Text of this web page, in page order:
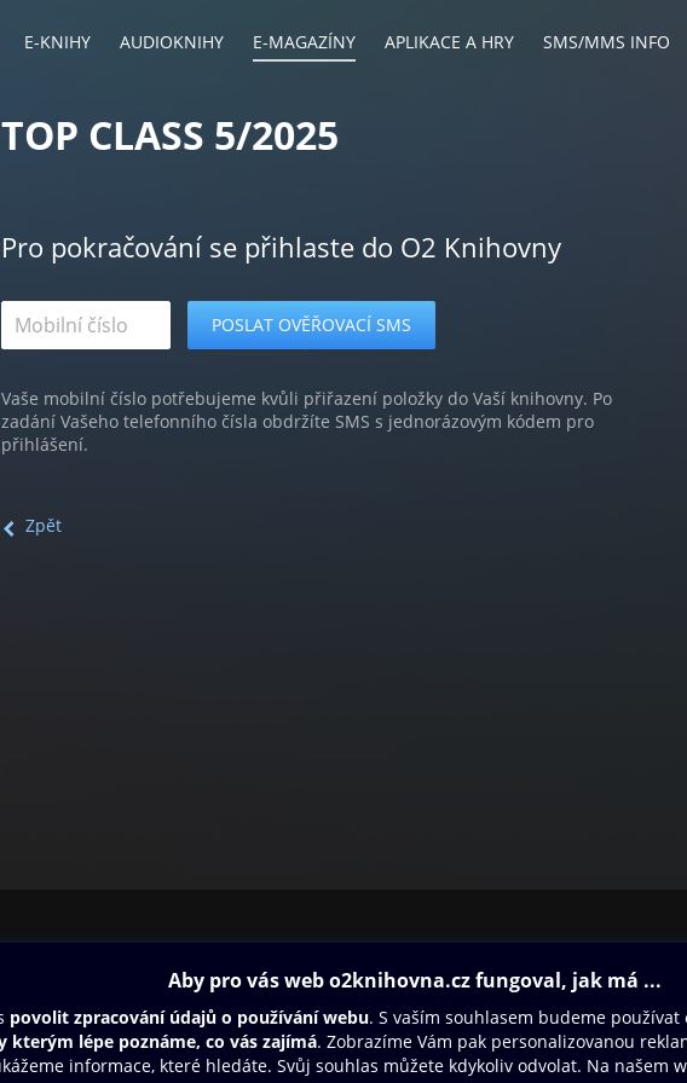
E-KNIHY AUDIOKNIHY E-MAGAZÍNY APLIKACE A HRY SMS/MMS INFO
TOP CLASS 5/2025
Pro pokračování se přihlaste do O2 Knihovny
Vaše mobilní číslo potřebujeme kvůli přiřazení položky do Vaší knihovny. Po
zadání Vašeho telefonního čísla obdržíte SMS s jednorázovým kódem pro
přihlášení.
Zpět
Dárkový poukaz
Nápověda
Oneplay Originály
Sport